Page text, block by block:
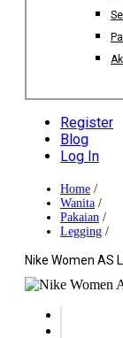
Register
Blog
Log In
Home /
Wanita /
Pakaian /
Legging /
Nike Women AS